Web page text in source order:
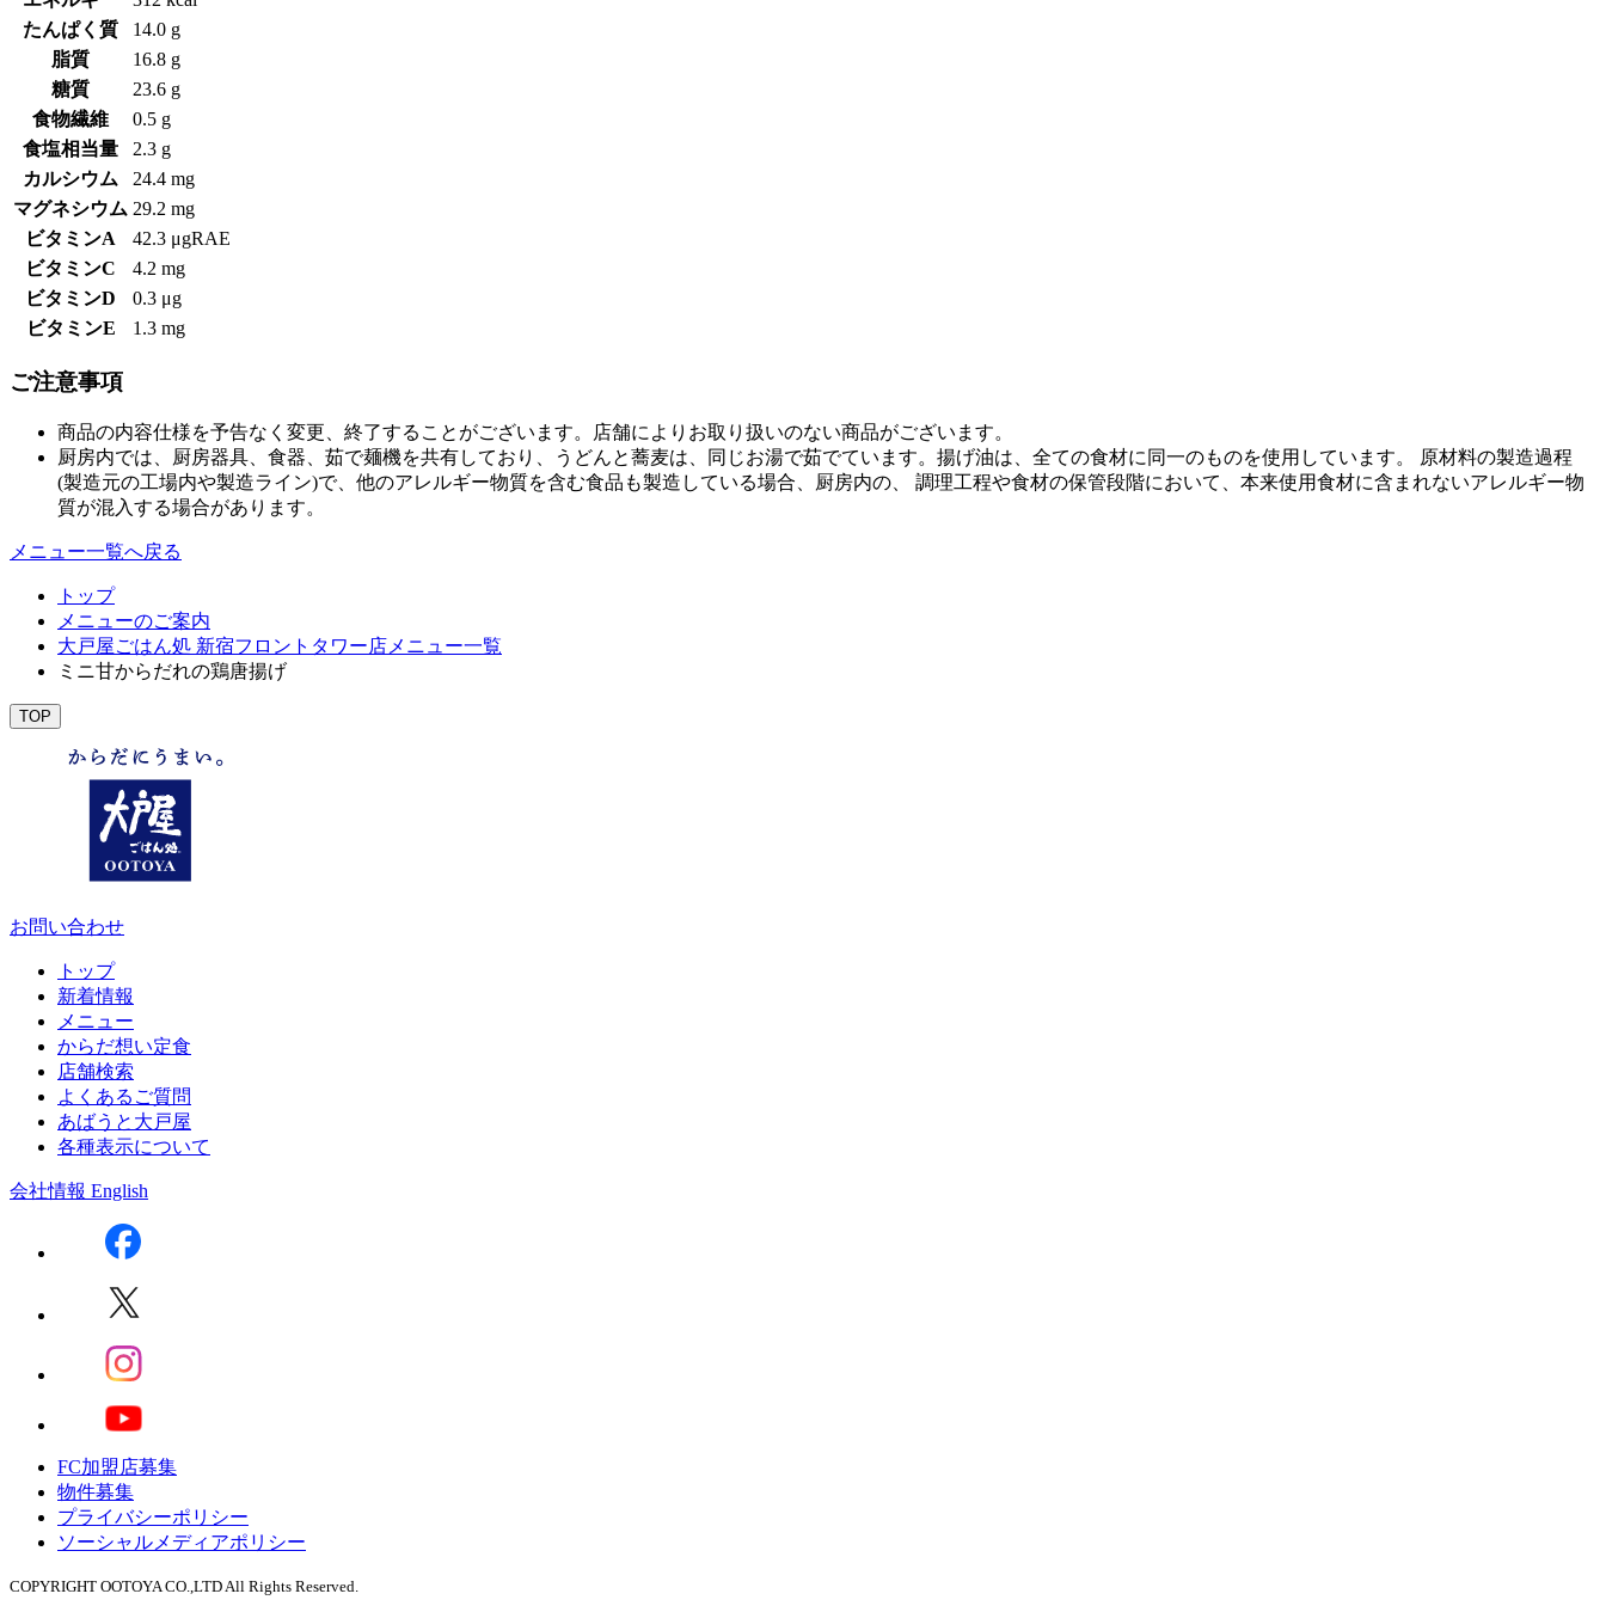
たんぱく質
14.0 g
脂質
16.8 g
糖質
23.6 g
食物繊維
0.5 g
食塩相当量
2.3 g
カルシウム
24.4 mg
マグネシウム 29.2 mg
ビタミンA
42.3 μgRAE
ビタミンC
4.2 mg
ビタミンD
0.3 μg
ビタミンE
1.3 mg
ご注意事項
商品の内容仕様を予告なく変更、終了することがございます。店舗によりお取り扱いのない商品がございます。
厨房内では、厨房器具、食器、茹で麺機を共有しており、うどんと蕎麦は、同じお湯で茹でています。揚げ油は、全ての食材に同一のものを使用しています。 原材料の製造過程
(製造元の工場内や製造ライン)で、他のアレルギー物質を含む食品も製造している場合、厨房内の、 調理工程や食材の保管段階において、本来使用食材に含まれないアレルギー物
質が混入する場合があります。
メニュー一覧へ戻る
トップ
メニューのご案内
大戸屋ごはん処 新宿フロントタワー店メニュー一覧
ミニ甘からだれの鶏唐揚げ
TOP
お問い合わせ
トップ
新着情報
メニュー
からだ想い定食
店舗検索
よくあるご質問
あばうと大戸屋
各種表示について
会社情報 English
FC加盟店募集
物件募集
プライバシーポリシー
ソーシャルメディアポリシー
COPYRIGHT OOTOYA CO.,LTD All Rights Reserved.